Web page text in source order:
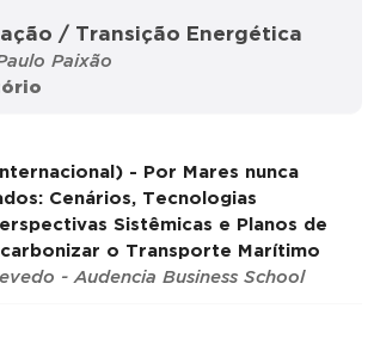
/ Transição Energética
Paixão
- Por Mares nunca
Cenários, Tecnologias
Sistêmicas e Planos de
o Transporte Marítimo
- Audencia Business School